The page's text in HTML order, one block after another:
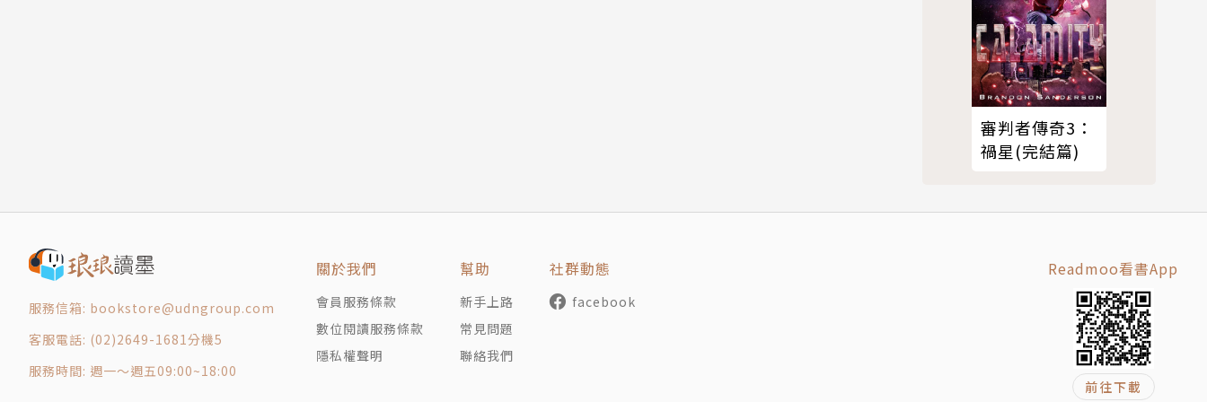
和大陸《三聯生活週刊》、《大地唱片》、《現代人報》等項目。
著有《馬克思主義與文學批評》(1982)、《太陽膏的夢》(1984)、《總統的故事》(1996)、《什麼都沒有發生》(19
99)、《半唐番城市筆記》(2000)、《香港未完成的實驗》(2001)、《香港三部曲》(2004)、《我這一代香港人》(200
5)、《移動的邊界》(2005)、《事後：本土文化誌》(2007)、《城市九章》(2007)。
審判者傳奇3：
禍星(完結篇)
服務信箱: bookstore@udngroup.com
客服電話: (02)2649-1681分機5
服務時間: 週一～週五09:00~18:00
關於我們
會員服務條款
數位閱讀服務條款
隱私權聲明
幫助
新手上路
常見問題
聯絡我們
社群動態
facebook
Readmoo看書App
前往下載